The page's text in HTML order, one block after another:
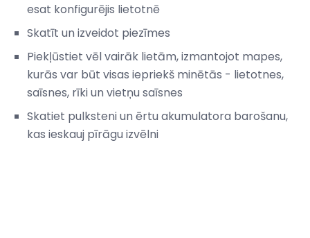
esat konfigurējis lietotnē
Skatīt un izveidot piezīmes
Piekļūstiet vēl vairāk lietām, izmantojot mapes,
kurās var būt visas iepriekš minētās - lietotnes,
saīsnes, rīki un vietņu saīsnes
Skatiet pulksteni un ērtu akumulatora barošanu,
kas ieskauj pīrāgu izvēlni